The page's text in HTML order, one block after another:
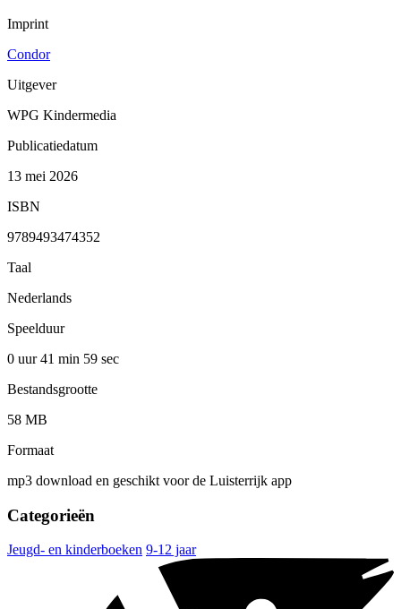
Imprint
Condor
Uitgever
WPG Kindermedia
Publicatiedatum
13 mei 2026
ISBN
9789493474352
Taal
Nederlands
Speelduur
0 uur 41 min 59 sec
Bestandsgrootte
58 MB
Formaat
mp3 download en geschikt voor de Luisterrijk app
Categorieën
Jeugd- en kinderboeken 9-12 jaar